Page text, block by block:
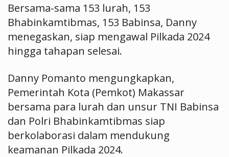
Bersama-sama 153 lurah, 153
Bhabinkamtibmas, 153 Babinsa, Danny
menegaskan, siap mengawal Pilkada 2024
hingga tahapan selesai.
Danny Pomanto mengungkapkan,
Pemerintah Kota (Pemkot) Makassar
bersama para lurah dan unsur TNI Babinsa
dan Polri Bhabinkamtibmas siap
berkolaborasi dalam mendukung
keamanan Pilkada 2024.